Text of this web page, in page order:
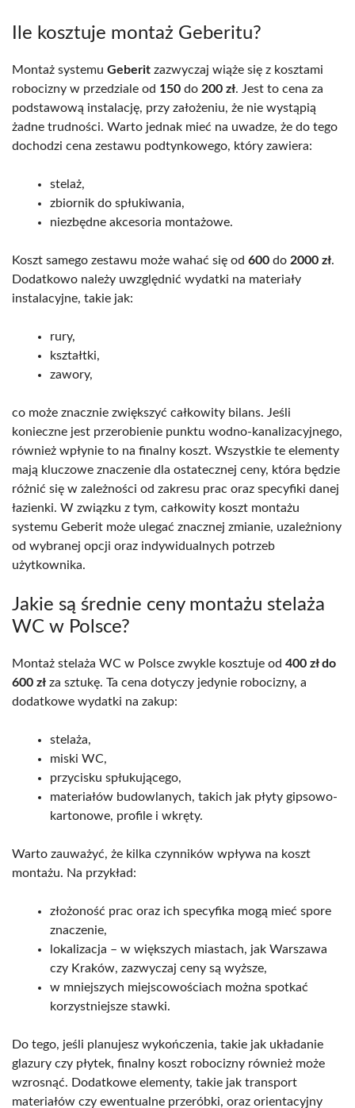
Ile kosztuje montaż Geberitu?
Montaż systemu Geberit zazwyczaj wiąże się z kosztami
robocizny w przedziale od 150 do 200 zł. Jest to cena za
podstawową instalację, przy założeniu, że nie wystąpią
żadne trudności. Warto jednak mieć na uwadze, że do tego
dochodzi cena zestawu podtynkowego, który zawiera:
stelaż,
zbiornik do spłukiwania,
niezbędne akcesoria montażowe.
Koszt samego zestawu może wahać się od 600 do 2000 zł.
Dodatkowo należy uwzględnić wydatki na materiały
instalacyjne, takie jak:
rury,
kształtki,
zawory,
co może znacznie zwiększyć całkowity bilans. Jeśli
konieczne jest przerobienie punktu wodno-kanalizacyjnego,
również wpłynie to na finalny koszt. Wszystkie te elementy
mają kluczowe znaczenie dla ostatecznej ceny, która będzie
różnić się w zależności od zakresu prac oraz specyfiki danej
łazienki. W związku z tym, całkowity koszt montażu
systemu Geberit może ulegać znacznej zmianie, uzależniony
od wybranej opcji oraz indywidualnych potrzeb
użytkownika.
Jakie są średnie ceny montażu stelaża
WC w Polsce?
Montaż stelaża WC w Polsce zwykle kosztuje od 400 zł do
600 zł za sztukę. Ta cena dotyczy jedynie robocizny, a
dodatkowe wydatki na zakup:
stelaża,
miski WC,
przycisku spłukującego,
materiałów budowlanych, takich jak płyty gipsowo-
kartonowe, profile i wkręty.
Warto zauważyć, że kilka czynników wpływa na koszt
montażu. Na przykład:
złożoność prac oraz ich specyfika mogą mieć spore
znaczenie,
lokalizacja – w większych miastach, jak Warszawa
czy Kraków, zazwyczaj ceny są wyższe,
w mniejszych miejscowościach można spotkać
korzystniejsze stawki.
Do tego, jeśli planujesz wykończenia, takie jak układanie
glazury czy płytek, finalny koszt robocizny również może
wzrosnąć. Dodatkowe elementy, takie jak transport
materiałów czy ewentualne przeróbki, oraz orientacyjny